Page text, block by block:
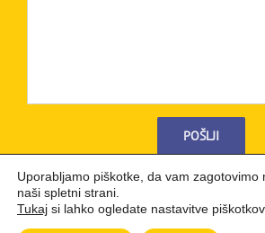
Uporabljamo piškotke, da vam zagotovimo
naši spletni strani.
Tukaj si lahko ogledate nastavitve piškotkov.